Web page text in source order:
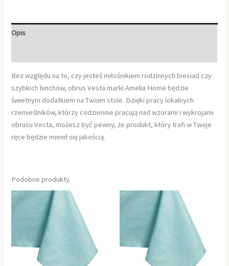
Opis
Bez względu na to, czy jesteś miłośnikiem rodzinnych biesiad czy
szybkich lunchów, obrus Vesta marki Amelia Home będzie
świetnym dodatkiem na Twoim stole. Dzięki pracy lokalnych
rzemieślników, którzy codziennie pracują nad wzorami i wykrojami
obrusu Vesta, możesz być pewny, że produkt, który trafi w Twoje
ręce będzie mienił się jakością.
Podobne produkty